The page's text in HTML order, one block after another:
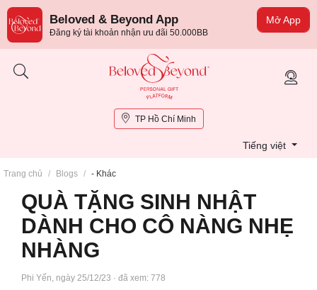
Mở App
Beloved & Beyond App
Đăng ký tài khoản nhận ưu đãi 50.000BB
TP Hồ Chí Minh
Tiếng việt
Trang chủ / Blogs / - Khác
QUÀ TẶNG SINH NHẬT
DÀNH CHO CÔ NÀNG NHẸ
NHÀNG
Phi Yến, ngày 25/12/23 · đã xem: 778
×